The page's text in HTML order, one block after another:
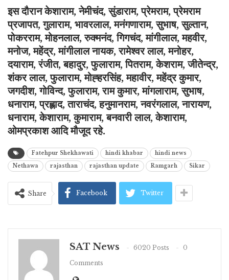
इस दौरान केशाराम, नेमीचंद, सुंडाराम, प्रेमराम, प्रेमराम
प्रजापत, गुलाराम, भावरलाल, मनंगणाराम, सुभाष, सुल्तान,
पोकरराम, मोहनलाल, रुक्मनंद, गिगचंद, मांगीलाल, महवीर,
मनोज, महेंद्र, मांगीलाल नायक, रामेश्वर लाल, मनोहर,
दयाराम, रंजीत, बहादुर, फुलाराम, पितराम, केशराम, जीतेन्द्र,
शंकर लाल, फुलाराम, मोह्हरसिंह, महावीर, महेंद्र कुमार,
जगदीश, गोविन्द, फुलाराम, राम कुमार, मांगलाराम, सुभाष,
धनाराम, प्रह्लाद, ताराचंद, हनुमानराम, नवरंगलाल, नारायण,
धनाराम, केशाराम, कुमाराम, बनवारी लाल, केशाराम,
ओमप्रकाश आदि मौजूद रहे.
Fatehpur Shekhawati hindi khabar
hindi news
Nethawa
rajasthan rajasthan update Ramgarh Sikar
Share Facebook Twitter
SAT News 6020 Posts
0
Comments